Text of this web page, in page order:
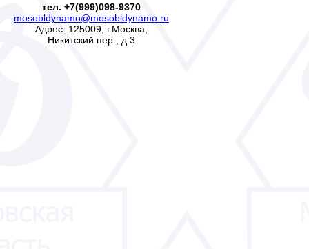
тел. +7(999)098-9370
mosobldynamo@mosobldynamo.ru
Адрес: 125009, г.Москва,
Никитский пер., д.3